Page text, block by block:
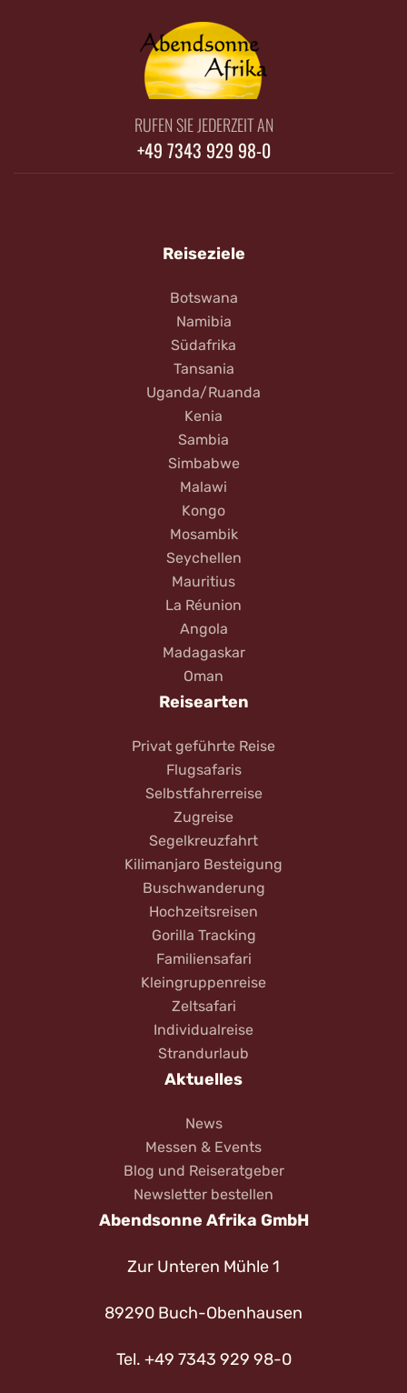
RUFEN SIE JEDERZEIT AN
+49 7343 929 98-0
Reiseziele
Botswana
Namibia
Südafrika
Tansania
Uganda/Ruanda
Kenia
Sambia
Simbabwe
Malawi
Kongo
Mosambik
Seychellen
Mauritius
La Réunion
Angola
Madagaskar
Oman
Reisearten
Privat geführte Reise
Flugsafaris
Selbstfahrerreise
Zugreise
Segelkreuzfahrt
Kilimanjaro Besteigung
Buschwanderung
Hochzeitsreisen
Gorilla Tracking
Familiensafari
Kleingruppenreise
Zeltsafari
Individualreise
Strandurlaub
Aktuelles
News
Messen & Events
Blog und Reiseratgeber
Newsletter bestellen
Abendsonne Afrika GmbH
Zur Unteren Mühle 1
89290 Buch-Obenhausen
Tel. +49 7343 929 98-0